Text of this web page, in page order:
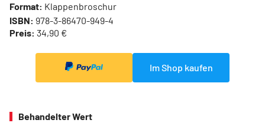
Format: Klappenbroschur
ISBN: 978-3-86470-949-4
Preis: 34,90 €
Im Shop kaufen
Behandelter Wert